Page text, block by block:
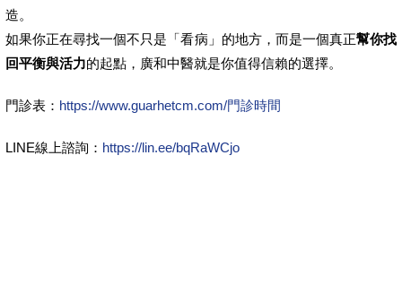
造。
如果你正在尋找一個不只是「看病」的地方，而是一個真正幫你找
回平衡與活力的起點，廣和中醫就是你值得信賴的選擇。
門診表： https://www.guarhetcm.com/門診時間
LINE線上諮詢： https://lin.ee/bqRaWCjo